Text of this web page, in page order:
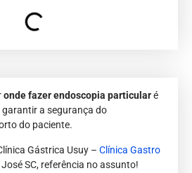
onde fazer endoscopia particularé
a segurança do
do paciente.
Gástrica Usuy – Clínica Gastro
José SC, referência no assunto!